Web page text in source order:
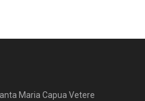
Maria Capua Vetere